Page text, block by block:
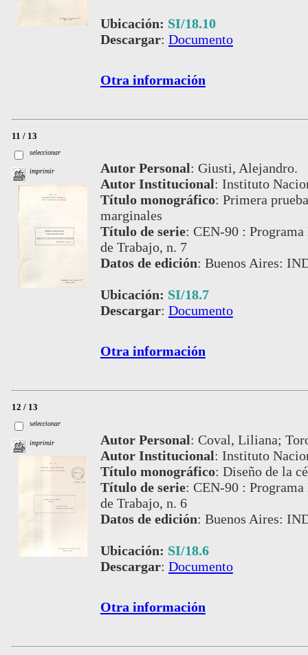
Ubicación: SI/18.10
Descargar: Documento
Otra información
11 / 13
seleccionar
imprimir Autor Personal: Giusti, Alejandro.
Autor Institucional: Instituto
Título monográfico: Primera
marginales
Título de serie: CEN-90 :
de Trabajo, n. 7
Datos de edición: Buenos Aires:
Ubicación: SI/18.7
Descargar: Documento
Otra información
12 / 13
seleccionar
imprimir Autor Personal: Coval, Liliana;
Autor Institucional: Instituto
Título monográfico: Diseño de la
Título de serie: CEN-90 :
de Trabajo, n. 6
Datos de edición: Buenos Aires:
Ubicación: SI/18.6
Descargar: Documento
Otra información